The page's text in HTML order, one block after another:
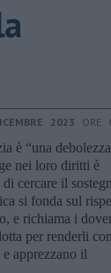
2023 ORE
è “una
nei loro diritti è
cercare il
si fonda sul
e richiama i
per renderli
apprezzano il